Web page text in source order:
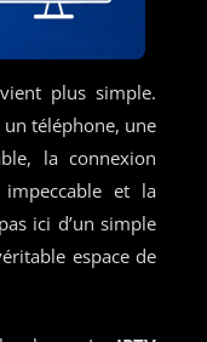
plus simple.
un téléphone, une
la connexion
impeccable et la
ici d’un simple
espace de